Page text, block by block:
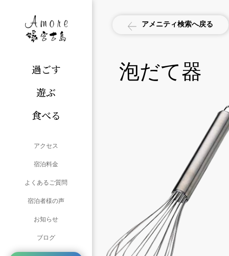
過ごす
遊ぶ
食べる
アクセス
宿泊料金
よくあるご質問
宿泊者様の声
お知らせ
ブログ
アメニティ検索へ戻る
泡だて器